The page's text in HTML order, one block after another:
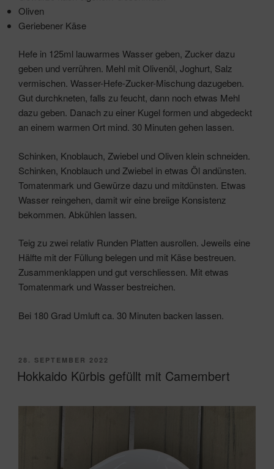
Oliven
Geriebener Käse
Hefe in 125ml lauwarmes Wasser geben, Zucker dazu
geben und verrühren. Mehl mit Olivenöl, Joghurt, Salz
vermischen. Wasser-Hefe-Zucker-Mischung dazugeben.
Gut durchkneten, falls zu feucht, dann noch etwas Mehl
dazu geben. Danach zu einer Kugel formen und abgedeckt
an einem warmen Ort mind. 30 Minuten gehen lassen.
Schinken, Knoblauch, Zwiebel und Oliven klein schneiden.
Schinken, Knoblauch und Zwiebel in etwas Öl andünsten.
Tomatenmark und Gewürze dazu und mitdünsten. Etwas
Wasser reingehen, damit wir eine breiige Konsistenz
bekommen. Abkühlen lassen.
Teig zu zwei relativ Runden Platten ausrollen. Jeweils eine
Hälfte mit der Füllung belegen und mit Käse bestreuen.
Zusammenklappen und gut verschliessen. Mit etwas
Tomatenmark und Wasser bestreichen.
Bei 180 Grad Umluft ca. 30 Minuten backen lassen.
VERÖFFENTLICHT
AM
28. SEPTEMBER 2022
Hokkaido Kürbis gefüllt mit Camembert